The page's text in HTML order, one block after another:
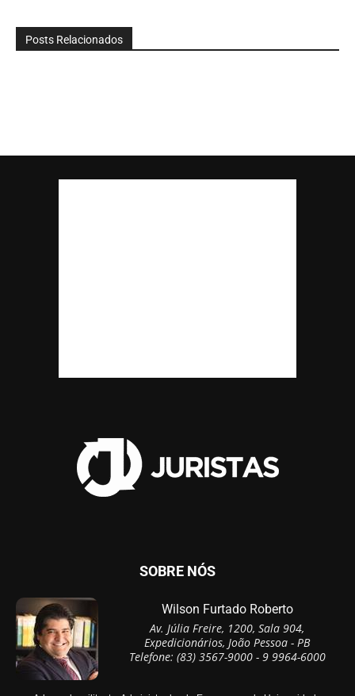
Posts Relacionados
SOBRE NÓS
Wilson Furtado Roberto
Av. Júlia Freire, 1200, Sala 904,
Expedicionários, João Pessoa - PB
Telefone: (83) 3567-9000 - 9 9964-6000